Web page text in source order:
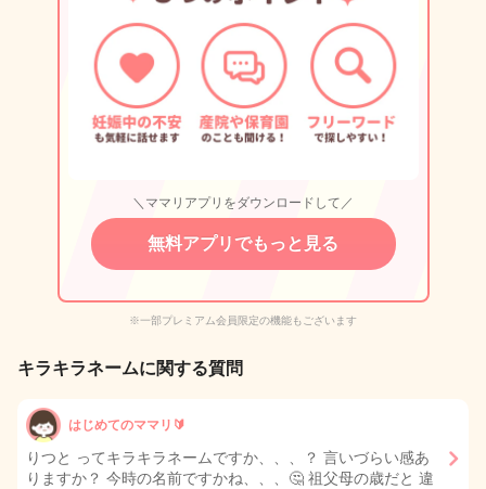
＼ママリアプリをダウンロードして／
無料アプリでもっと見る
※一部プレミアム会員限定の機能もございます
キラキラネームに関する質問
はじめてのママリ🔰
りつと ってキラキラネームですか、、、？ 言いづらい感あ
りますか？ 今時の名前ですかね、、、🤔 祖父母の歳だと 違